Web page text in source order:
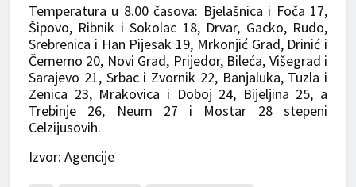
Temperatura u 8.00 časova: Bjelašnica i Foča 17,
Šipovo, Ribnik i Sokolac 18, Drvar, Gacko, Rudo,
Srebrenica i Han Pijesak 19, Mrkonjić Grad, Drinić i
Čemerno 20, Novi Grad, Prijedor, Bileća, Višegrad i
Sarajevo 21, Srbac i Zvornik 22, Banjaluka, Tuzla i
Zenica 23, Mrakovica i Doboj 24, Bijeljina 25, a
Trebinje 26, Neum 27 i Mostar 28 stepeni
Celzijusovih.
Izvor: Agencije